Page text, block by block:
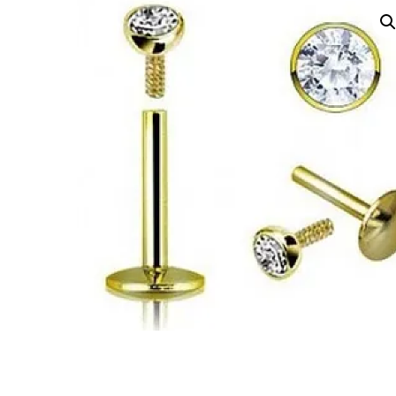
Accessoires
Chèque Cadeau
Crayons sourcils – Powder
Brows
Gold
Silver